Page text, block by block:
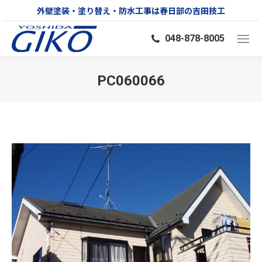
外壁塗装・塗り替え・防水工事は春日部の吉田技工
048-878-8005
PC060066